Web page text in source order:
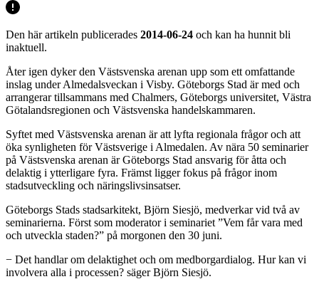
Den här artikeln publicerades 2014-06-24 och kan ha hunnit bli
inaktuell.
Åter igen dyker den Västsvenska arenan upp som ett omfattande
inslag under Almedalsveckan i Visby. Göteborgs Stad är med och
arrangerar tillsammans med Chalmers, Göteborgs universitet, Västra
Götalandsregionen och Västsvenska handelskammaren.
Syftet med Västsvenska arenan är att lyfta regionala frågor och att
öka synligheten för Västsverige i Almedalen. Av nära 50 seminarier
på Västsvenska arenan är Göteborgs Stad ansvarig för åtta och
delaktig i ytterligare fyra. Främst ligger fokus på frågor inom
stadsutveckling och näringslivsinsatser.
Göteborgs Stads stadsarkitekt, Björn Siesjö, medverkar vid två av
seminarierna. Först som moderator i seminariet ”Vem får vara med
och utveckla staden?” på morgonen den 30 juni.
− Det handlar om delaktighet och om medborgardialog. Hur kan vi
involvera alla i processen? säger Björn Siesjö.